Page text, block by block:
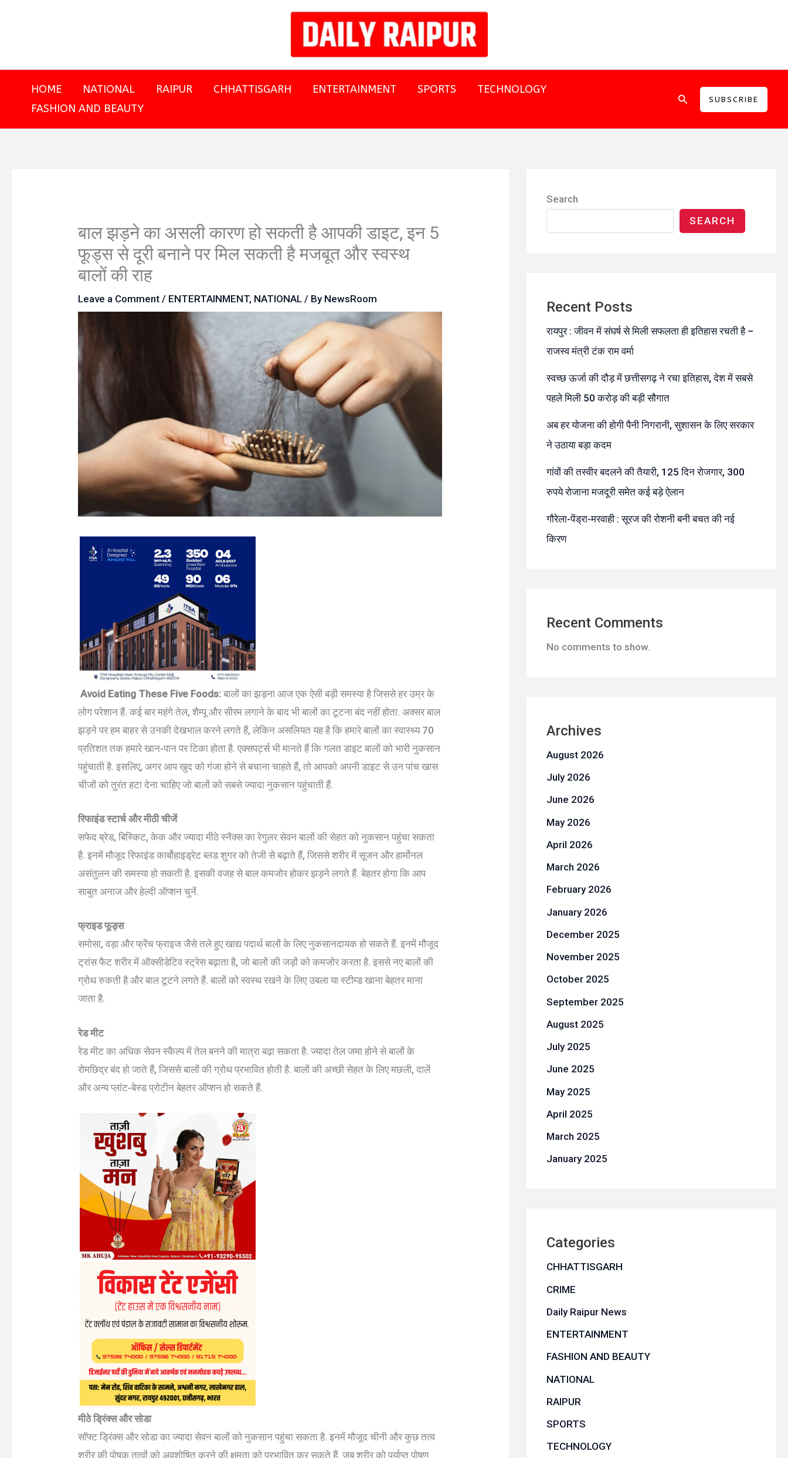
HOME NATIONAL RAIPUR CHHATTISGARH ENTERTAINMENT SPORTS
TECHNOLOGY
FASHION AND BEAUTY
SearchSUBSCRIBE
बाल झड़ने का असली कारण हो सकती है आपकी डाइट, इन 5
फूड्स से दूरी बनाने पर मिल सकती है मजबूत और स्वस्थ
बालों की राह
Leave a Comment / ENTERTAINMENT, NATIONAL / By NewsRoom
Avoid Eating These Five Foods:बालों का झड़ना आज एक ऐसी बड़ी समस्या है जिससे हर उम्र के
लोग परेशान हैं. कई बार महंगे तेल, शैम्पू और सीरम लगाने के बाद भी बालों का टूटना बंद नहीं होता. अक्सर बाल
झड़ने पर हम बाहर से उनकी देखभाल करने लगते हैं, लेकिन असलियत यह है कि हमारे बालों का स्वास्थ्य 70
प्रतिशत तक हमारे खान-पान पर टिका होता है. एक्सपर्ट्स भी मानते हैं कि गलत डाइट बालों को भारी नुकसान
पहुंचाती है. इसलिए, अगर आप खुद को गंजा होने से बचाना चाहते हैं, तो आपको अपनी डाइट से उन पांच खास
चीजों को तुरंत हटा देना चाहिए जो बालों को सबसे ज्यादा नुकसान पहुंचाती हैं.
रिफाइंड स्टार्च और मीठी चीजें
सफेद ब्रेड, बिस्किट, केक और ज्यादा मीठे स्नैक्स का रेगुलर सेवन बालों की सेहत को नुकसान पहुंचा सकता
है. इनमें मौजूद रिफाइंड कार्बोहाइड्रेट ब्लड शुगर को तेजी से बढ़ाते हैं, जिससे शरीर में सूजन और हार्मोनल
असंतुलन की समस्या हो सकती है. इसकी वजह से बाल कमजोर होकर झड़ने लगते हैं. बेहतर होगा कि आप
साबुत अनाज और हेल्दी ऑप्शन चुनें.
फ्राइड फूड्स
समोसा, वड़ा और फ्रेंच फ्राइज जैसे तले हुए खाद्य पदार्थ बालों के लिए नुकसानदायक हो सकते हैं. इनमें मौजूद
ट्रांस फैट शरीर में ऑक्सीडेटिव स्ट्रेस बढ़ाता है, जो बालों की जड़ों को कमजोर करता है. इससे नए बालों की
ग्रोथ रुकती है और बाल टूटने लगते हैं. बालों को स्वस्थ रखने के लिए उबला या स्टीम्ड खाना बेहतर माना
जाता है.
रेड मीट
रेड मीट का अधिक सेवन स्कैल्प में तेल बनने की मात्रा बढ़ा सकता है. ज्यादा तेल जमा होने से बालों के
रोमछिद्र बंद हो जाते हैं, जिससे बालों की ग्रोथ प्रभावित होती है. बालों की अच्छी सेहत के लिए मछली, दालें
और अन्य प्लांट-बेस्ड प्रोटीन बेहतर ऑप्शन हो सकते हैं.
मीठे ड्रिंक्स और सोडा
सॉफ्ट ड्रिंक्स और सोडा का ज्यादा सेवन बालों को नुकसान पहुंचा सकता है. इनमें मौजूद चीनी और कुछ तत्व
शरीर की पोषक तत्वों को अवशोषित करने की क्षमता को प्रभावित कर सकते हैं. जब शरीर को पर्याप्त पोषण
Search
SEARCH
Recent Posts
रायपुर : जीवन में संघर्ष से मिली सफलता ही इतिहास रचती है –
राजस्व मंत्री टंक राम वर्मा
स्वच्छ ऊर्जा की दौड़ में छत्तीसगढ़ ने रचा इतिहास, देश में सबसे
पहले मिली 50 करोड़ की बड़ी सौगात
अब हर योजना की होगी पैनी निगरानी, सुशासन के लिए सरकार
ने उठाया बड़ा कदम
गांवों की तस्वीर बदलने की तैयारी, 125 दिन रोजगार, 300
रुपये रोजाना मजदूरी समेत कई बड़े ऐलान
गौरेला-पेंड्रा-मरवाही : सूरज की रोशनी बनी बचत की नई
किरण
Recent Comments
No comments to show.
Archives
August 2026
July 2026
June 2026
May 2026
April 2026
March 2026
February 2026
January 2026
December 2025
November 2025
October 2025
September 2025
August 2025
July 2025
June 2025
May 2025
April 2025
March 2025
January 2025
Categories
CHHATTISGARH
CRIME
Daily Raipur News
ENTERTAINMENT
FASHION AND BEAUTY
NATIONAL
RAIPUR
SPORTS
TECHNOLOGY